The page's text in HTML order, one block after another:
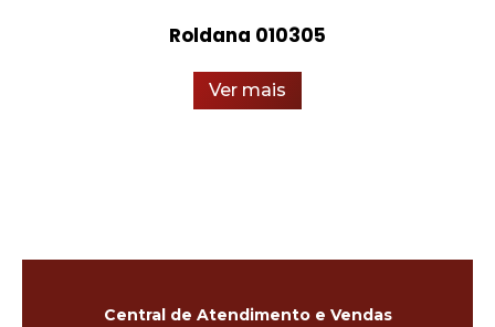
Roldana 010305
Ver mais
Central de Atendimento e Vendas